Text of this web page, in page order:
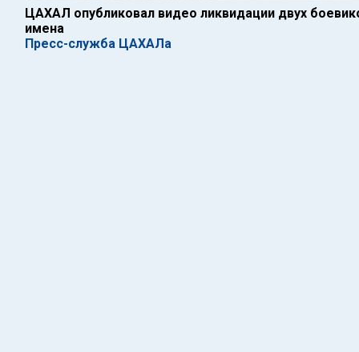
ЦАХАЛ опубликовал видео ликвидации двух
имена
Пресс-служба ЦАХАЛа